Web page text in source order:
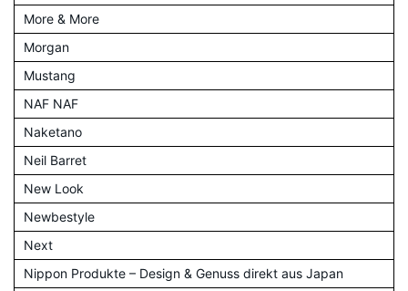
More & More
Morgan
Mustang
NAF NAF
Naketano
Neil Barret
New Look
Newbestyle
Next
Nippon Produkte – Design & Genuss direkt aus Japan